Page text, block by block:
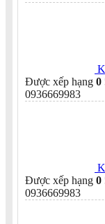
Được xếp hạng 0
0936669983
Được xếp hạng 0
0936669983